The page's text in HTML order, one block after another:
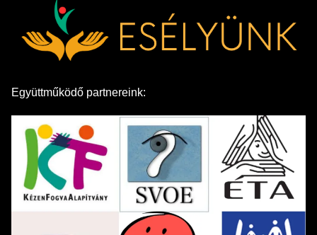
Együttműködő partnereink: